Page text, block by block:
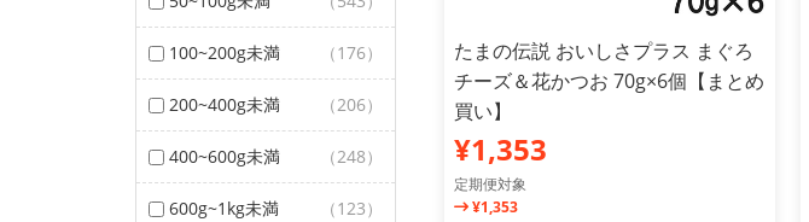
100~200g未満 （176）
200~400g未満 （206）
400~600g未満 （248）
600g~1kg未満 （123）
たまの伝説 おいしさプラス まぐろ
チーズ＆花かつお 70g×6個【まとめ
買い】
¥1,353
定期便対象
¥1,353